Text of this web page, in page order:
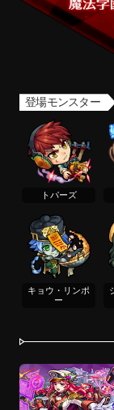
宝石の力を宿した者たちが住
登場モンスター
トパーズ
キョウ・リンポ
ー